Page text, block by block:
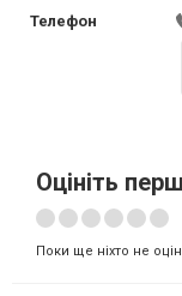
Телефон
Оцініть
Поки ще ніхто не